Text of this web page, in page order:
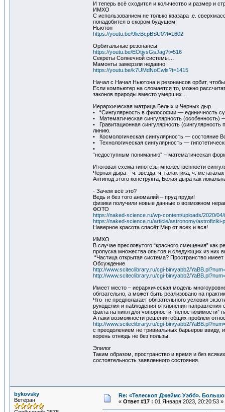
И теперь всё сходится и количество и размер и
ИМХО
С использованием не только квазара .е.
понадобится в скором будущем!
Ньютон
https://youtu.be/9licBcpBSU0?t=1602
Орбитальные резонансы
https://youtu.be/EOtjysGsJag?t=516
Секреты Солнечной системы…
Мамонты замерзли недавно
https://youtu.be/k7UMdNoCwls?t=1415
Начал с Начал Ньютона и резонансов орбит,
Если компьютер на сломается то, можно
законов природы вместо умерших…
Иерархическая матрица Белых и Черных дыр.
• “Сингулярность в философии — единичность
• Математическая сингулярность (особенность)
• Гравитационная сингулярность
линию.
• Космологическая сингулярность — состояние
• Технологическая сингулярность —
•
“недоступным пониманию” – математическая
Итоговая схема гипотезы множественности
Черная дыра – ч. звезда, ч. галактика, ч.
Антипод этого конструкта, Белая дыра как
- Зачем всё это?
Ведь и без того аномалий – пруд пруди!
физики получили новые данные о возможном
ФОТО
https://naked-science.ru/wp-content/uploads/2020/
https://naked-science.ru/article/astronomy/
Наверное красота спасёт Мир от всех и вся!
ИМХО
В случае пресловутого “красного смещения” как
пропуска множества опытов и следующих из них
“Частица открытая система? Пространство
Обсуждение
http://www.sciteclibrary.ru/cgi-bin/yabb2/
http://www.sciteclibrary.ru/cgi-bin/yabb2/
Имеет место – иерархическая модель
обязательно, а может быть реализовано на
Что не предполагает обязательного условия
рукоделия и наблюдения отклонения
факта на пипл для чопорности “непостижимости”
А паки возможности решения общих проблем
http://www.sciteclibrary.ru/cgi-bin/yabb2/
с преодолением не тривиальных барьеров ввиду,
корень отнюдь не без пользы.
Эпилог
Таким образом, пространство и время и без
состоятельность заявленного состояния.
bykovsky
Ветеран
Re: «Телескоп Джеймс Уэбб».
« Ответ #17 : 01 Января 2023, 20:20:53 »